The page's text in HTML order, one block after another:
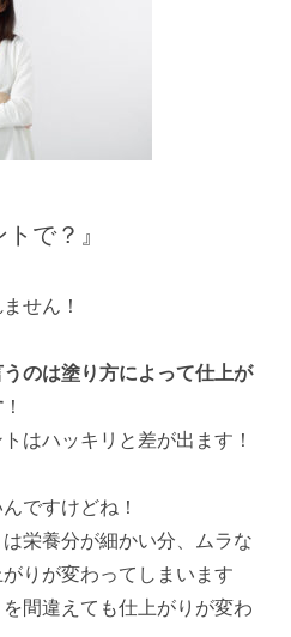
で？』
せん！
のは塗り方によって仕上が
！
はハッキリと差が出ます！
ですけどね！
栄養分が細かい分、ムラな
りが変わってしまいます
間違えても仕上がりが変わ